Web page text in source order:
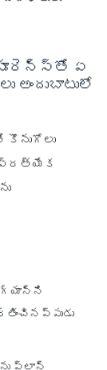
ఏ
ప్రత్యేక